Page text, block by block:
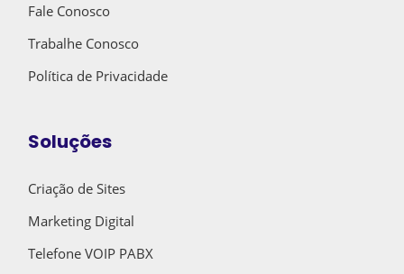
Fale Conosco
Trabalhe Conosco
Política de Privacidade
Soluções
Criação de Sites
Marketing Digital
Telefone VOIP PABX